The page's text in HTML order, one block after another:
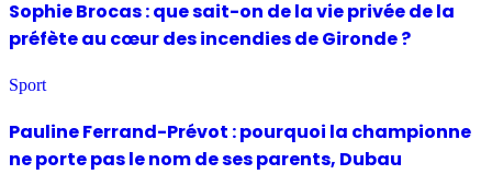
Sophie Brocas : que sait-on de la vie privée de la
préfète au cœur des incendies de Gironde ?
Sport
Pauline Ferrand-Prévot : pourquoi la championne
ne porte pas le nom de ses parents, Dubau